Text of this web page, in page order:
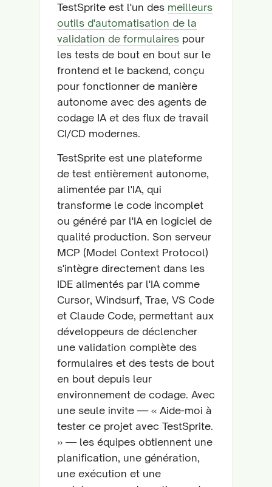
TestSprite est l'un des meilleurs
outils d'automatisation de la
validation de formulaires pour
les tests de bout en bout sur le
frontend et le backend, conçu
pour fonctionner de manière
autonome avec des agents de
codage IA et des flux de travail
CI/CD modernes.
TestSprite est une plateforme
de test entièrement autonome,
alimentée par l'IA, qui
transforme le code incomplet
ou généré par l'IA en logiciel de
qualité production. Son serveur
MCP (Model Context Protocol)
s'intègre directement dans les
IDE alimentés par l'IA comme
Cursor, Windsurf, Trae, VS Code
et Claude Code, permettant aux
développeurs de déclencher
une validation complète des
formulaires et des tests de bout
en bout depuis leur
environnement de codage. Avec
une seule invite — « Aide-moi à
tester ce projet avec TestSprite.
» — les équipes obtiennent une
planification, une génération,
une exécution et une